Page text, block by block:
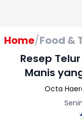
Home/Food &
Resep
Manis
Octa